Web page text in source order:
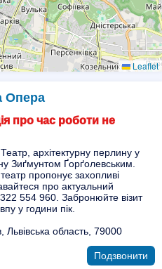
Leaflet
Опера
про час роботи не
архітектурну перлину у
Зиґмунтом Ґорґолевським.
пропонує захопливі
про актуальний
554 960. Забронюйте візит
у години пік.
Львівська область, 79000
Подзвонити